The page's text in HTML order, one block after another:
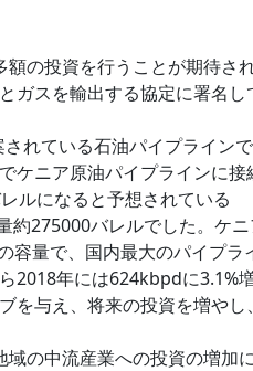
の投資を行うことが期待さ
ガスを輸出する協定に署名し
れている石油パイプライン
ケニア原油パイプラインに
ルになると予想されている
275000バレルでした。ケ
容量で、国内最大のパイプラ
2018年には624kbpdに3.1%
を与え、将来の投資を増やし
の中流産業への投資の増加